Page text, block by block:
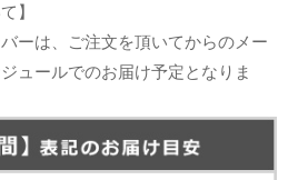
】
ーは、ご注文を頂いてからのメー
ュールでのお届け予定となりま